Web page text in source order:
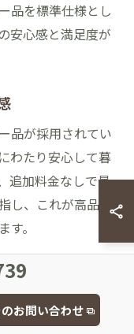
品を標準仕様とし
安心感と満足度が
品が採用されてい
わたり安心して暮
追加料金なしで最
、これが高品質
。
準で搭載されてい
、将来的なメンテ
、断熱性の高い窓
お問い合わせ